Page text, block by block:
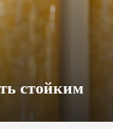
стойким